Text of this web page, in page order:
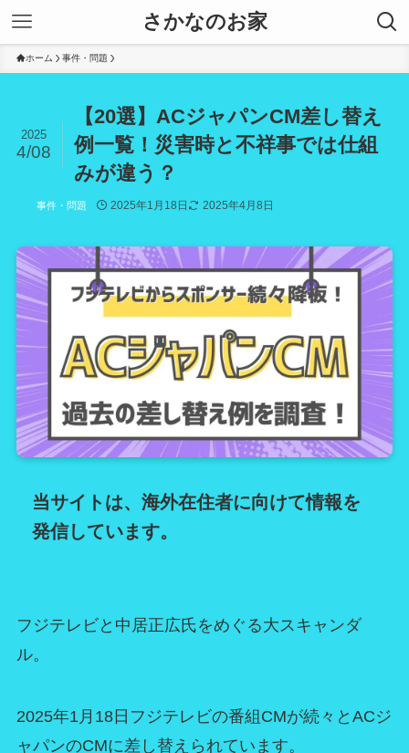
さかなのお家
ホーム 事件・問題
【20選】ACジャパンCM差し替え
例一覧！災害時と不祥事では仕組
みが違う？
2025
4/08
事件・問題 2025年1月18日 2025年4月8日
当サイトは、海外在住者に向けて情報を
発信しています。
フジテレビと中居正広氏をめぐる大スキャンダ
ル。
2025年1月18日フジテレビの番組CMが続々とACジ
ャパンのCMに差し替えられています。